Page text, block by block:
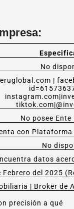
No
|
No posee
con
No
datos
Febrero del 2025
| Broker de
precisión a qué